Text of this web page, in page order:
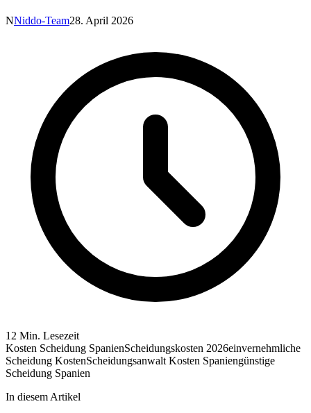
NNiddo-Team28. April 2026
12 Min. Lesezeit
Kosten Scheidung SpanienScheidungskosten 2026einvernehmliche
Scheidung KostenScheidungsanwalt Kosten Spaniengünstige
Scheidung Spanien
In diesem Artikel